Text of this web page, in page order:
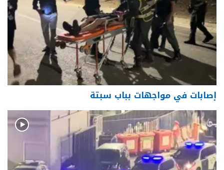
إصابات في مواجهات بباب سبتة